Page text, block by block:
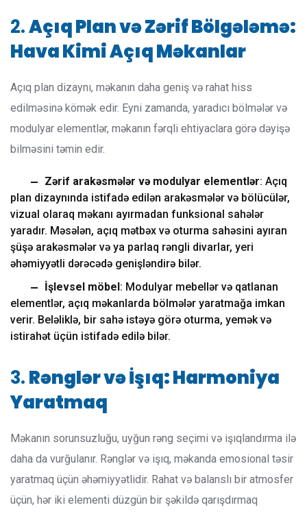
2.Açıq Plan və Zərif Bölgələmə:
Hava Kimi Açıq Məkanlar
Açıq plan dizaynı, məkanın daha geniş və rahat hiss
edilməsinə kömək edir. Eyni zamanda, yaradıcı bölmələr və
modulyar elementlər, məkanın fərqli ehtiyaclara görə dəyişə
bilməsini təmin edir.
Zərif arakəsmələr və modulyar elementlər: Açıq
plan dizaynında istifadə edilən arakəsmələr və bölücülər,
vizual olaraq məkanı ayırmadan funksional sahələr
yaradır. Məsələn, açıq mətbəx və oturma sahəsini ayıran
şüşə arakəsmələr və ya parlaq rəngli divarlar, yeri
əhəmiyyətli dərəcədə genişləndirə bilər.
İşlevsel möbel: Modulyar mebellər və qatlanan
elementlər, açıq məkanlarda bölmələr yaratmağa imkan
verir. Beləliklə, bir sahə istəyə görə oturma, yemək və
istirahət üçün istifadə edilə bilər.
3.Rənglər və İşıq: Harmoniya
Yaratmaq
Məkanın sorunsuzluğu, uyğun rəng seçimi və işıqlandırma ilə
daha da vurğulanır. Rənglər və işıq, məkanda emosional təsir
yaratmaq üçün əhəmiyyətlidir. Rahat və balanslı bir atmosfer
üçün, hər iki elementi düzgün bir şəkildə qarışdırmaq